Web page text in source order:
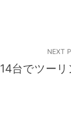
NEXT
14台でツー